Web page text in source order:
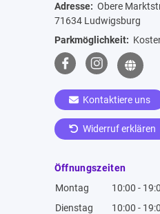
Adresse: Obere
71634 Ludwigsburg
Parkmöglichkeit:
Kontaktiere uns
Widerruf erklären
Öffnungszeiten
Montag
10:00 -
Dienstag
10:00 -